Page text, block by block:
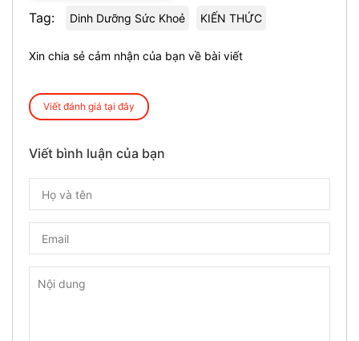
Tag: Dinh Dưỡng Sức Khoẻ KIẾN THỨC
Xin chia sẻ cảm nhận của bạn về bài viết
Viết đánh giá tại đây
Viết bình luận của bạn